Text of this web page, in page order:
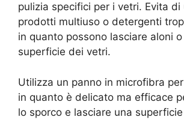
pulizia specifici per i vetri. Evita di
prodotti multiuso o detergenti
in quanto possono lasciare aloni
superficie dei vetri.
Utilizza un panno in microfibra
in quanto è delicato ma efficace
lo sporco e lasciare una